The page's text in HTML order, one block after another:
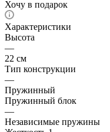
Хочу в подарок
Характеристики
Высота
—
22 см
Тип конструкции
—
Пружинный
Пружинный блок
—
Независимые пружины